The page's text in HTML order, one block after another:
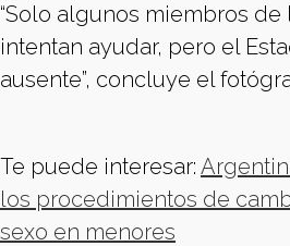
“Solo algunos miembros de
intentan ayudar, pero el
ausente”, concluye el
Te puede interesar:
los procedimientos de
sexo en menores